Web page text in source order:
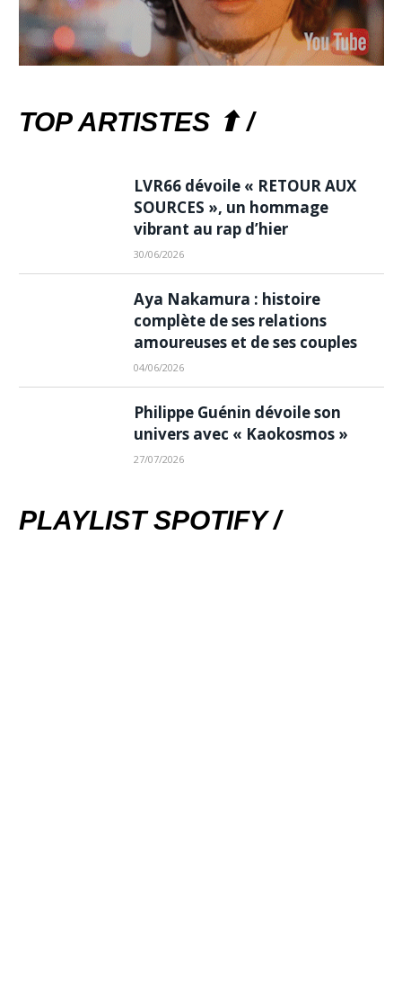
TOP ARTISTES ⬆ /
LVR66 dévoile « RETOUR AUX
SOURCES », un hommage
vibrant au rap d’hier
30/06/2026
Aya Nakamura : histoire
complète de ses relations
amoureuses et de ses couples
04/06/2026
Philippe Guénin dévoile son
univers avec « Kaokosmos »
27/07/2026
PLAYLIST SPOTIFY /